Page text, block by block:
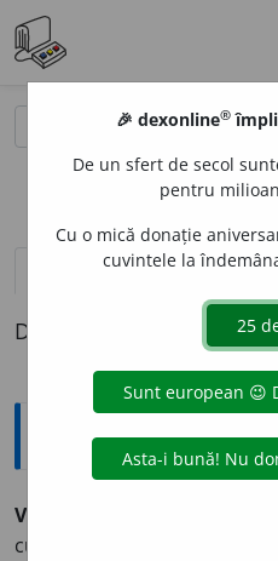
definiții (1)
Definiția cu ID-ul
Expresii și citate
Vade mecum
(lat. „Merge
cu informații strict
🎉 dexonline®
De un sfert de secol
pentru
Cu o mică donație
cuvintele la